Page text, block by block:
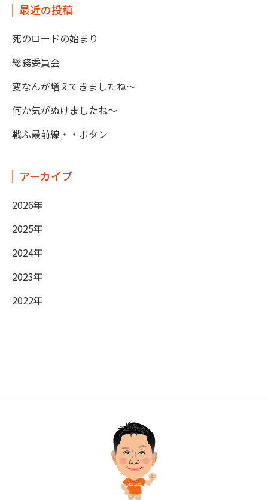
最近の投稿
死のロードの始まり
総務委員会
変なんが増えてきましたね～
何か気がぬけましたね～
戦ふ最前線・・ボタン
アーカイブ
2026年
2025年
2024年
2023年
2022年